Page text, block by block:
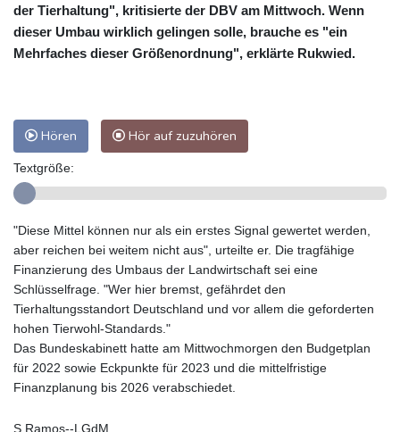
der Tierhaltung", kritisierte der DBV am Mittwoch. Wenn
dieser Umbau wirklich gelingen solle, brauche es "ein
Mehrfaches dieser Größenordnung", erklärte Rukwied.
Hören Hör auf zuzuhören
Textgröße:
"Diese Mittel können nur als ein erstes Signal gewertet werden,
aber reichen bei weitem nicht aus", urteilte er. Die tragfähige
Finanzierung des Umbaus der Landwirtschaft sei eine
Schlüsselfrage. "Wer hier bremst, gefährdet den
Tierhaltungsstandort Deutschland und vor allem die geforderten
hohen Tierwohl-Standards."
Das Bundeskabinett hatte am Mittwochmorgen den Budgetplan
für 2022 sowie Eckpunkte für 2023 und die mittelfristige
Finanzplanung bis 2026 verabschiedet.
S.Ramos--LGdM